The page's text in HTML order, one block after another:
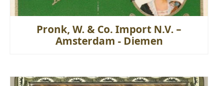
Pronk, W. & Co. Import N.V. –
Amsterdam - Diemen